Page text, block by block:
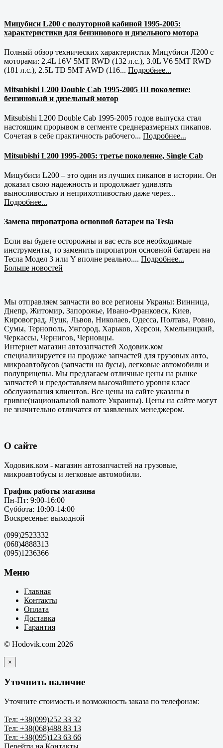
Мицубиси L200 с полуторной кабиной 1995-2005:
характеристики для бензинового и дизельного мотора
Полный обзор технических характеристик Мицубиси Л200 с
моторами: 2.4L 16V 5MT RWD (132 л.с.), 3.0L V6 5MT RWD
(181 л.с.), 2.5L TD 5MT AWD (116... Подробнее...
Mitsubishi L200 Double Cab 1995-2005 III поколение:
бензиновый и дизельный мотор
Mitsubishi L200 Double Cab 1995-2005 годов выпуска стал
настоящим прорывом в сегменте среднеразмерных пикапов.
Сочетая в себе практичность рабочего... Подробнее...
Mitsubishi L200 1995-2005: третье поколение, Single Cab
Мицубиси L200 – это один из лучших пикапов в истории. Он
доказал свою надежность и продолжает удивлять
выносливостью и неприхотливостью даже через...
Подробнее...
Замена пиропатрона основной батареи на Tesla
Если вы будете осторожны и вас есть все необходимые
инструменты, то заменить пиропатрон основной батареи на
Тесла Модел 3 или Y вполне реально.... Подробнее...
Больше новостей
Мы отправляем запчасти во все регионы Украны: Винница,
Днепр, Житомир, Запорожье, Ивано-Франковск, Киев,
Кировоград, Луцк, Львов, Николаев, Одесса, Полтава, Ровно,
Сумы, Тернополь, Ужгород, Харьков, Херсон, Хмельницкий,
Черкассы, Чернигов, Черновцы.
Интернет магазин автозапчастей Ходовик.ком
специализируется на продаже запчастей для грузовых авто,
микроавтобусов (запчасти на бусы), легковые автомобили и
полуприцепы. Мы предлагаем отличные цены на рынке
запчастей и предоставляем высочайшего уровня класс
обслуживания клиентов. Все цены на сайте указаны в
гривне(национальной валюте Украины). Цены на сайте могут
не значительно отличатся от заявленых менеджером.
О сайте
Ходовик.ком - магазин автозапчастей на грузовые,
микроавтобусы и легковые автомобили.
График работы магазина
Пн-Пт: 9:00-16:00
Суббота: 10:00-14:00
Воскресенье: выходной
(099)2523332
(068)4888313
(095)1236366
Меню
Главная
Контакты
Оплата
Доставка
Гарантия
© Hodovik.com 2026
×
Уточнить наличие
Уточните стоимость и возможность заказа по телефонам:
Тел: +38(099)252 33 32
Тел: +38(068)488 83 13
Тел: +38(095)123 63 66
Перейти на Контакты